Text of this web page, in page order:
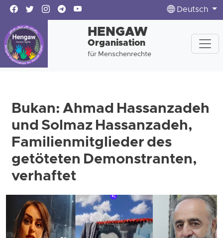
Deutsch
HENGAW
Organisation
für Menschenrechte
Bukan: Ahmad Hassanzadeh
und Solmaz Hassanzadeh,
Familienmitglieder des
getöteten Demonstranten,
verhaftet